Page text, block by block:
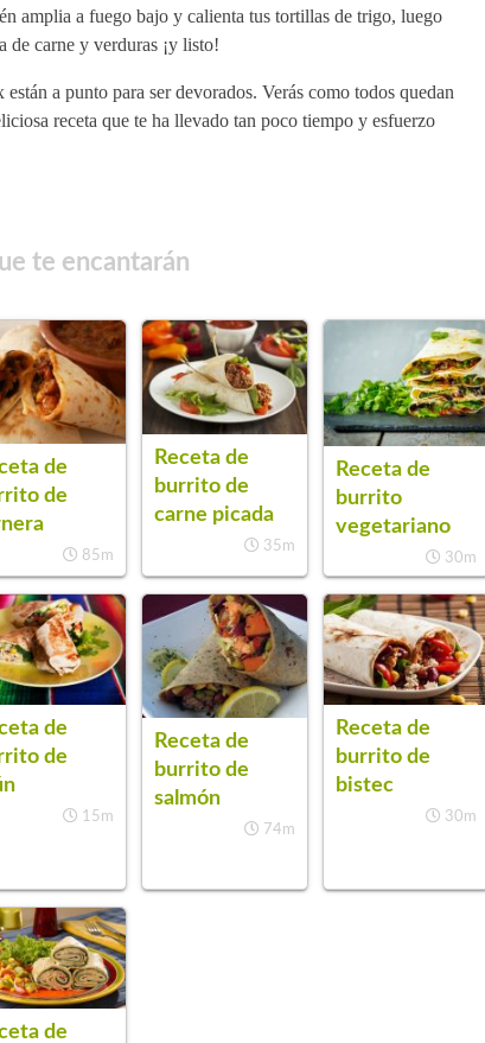
amplia a fuego bajo y calienta tus tortillas de trigo, luego
de carne y verduras ¡y listo!
a punto para ser devorados. Verás como todos quedan
receta que te ha llevado tan poco tiempo y esfuerzo
te encantarán
de
de
85m
Receta de
burrito de
carne picada
35m
Receta de
burrito
vegetariano
30m
de
de
15m
Receta de
burrito de
salmón
74m
Receta de
burrito de
bistec
30m
de